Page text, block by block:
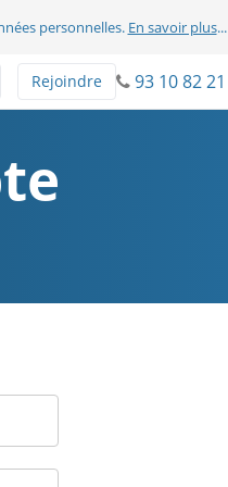
personnelles. En savoir plus...
93 10 82 21
Rejoindre